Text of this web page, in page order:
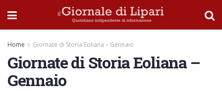
Home Giornate di Storia Eoliana – Gennaio
Giornate di Storia Eoliana –
Gennaio